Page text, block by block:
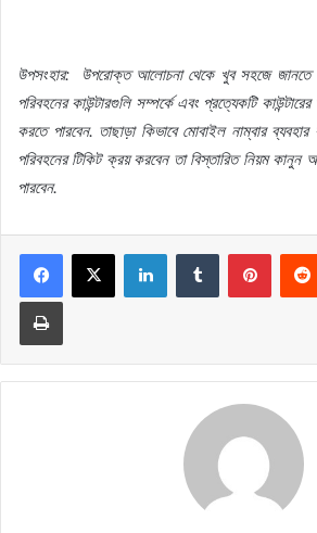
উপসংহার: উপরোক্ত আলোচনা থেকে খুব সহজে জানতে
পরিবহনের কাউন্টারগুলি সম্পর্কে এবং প্রত্যেকটি কাউন্টারের
করতে পারবেন. তাছাড়া কিভাবে মোবাইল নাম্বার ব্যবহার
পরিবহনের টিকিট ক্রয় করবেন তা বিস্তারিত নিয়ম কানুন
পারবেন.
LinkedInTumblr
Print